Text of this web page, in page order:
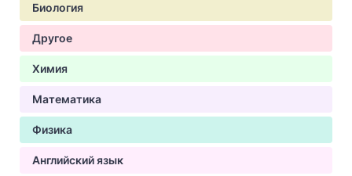
Биология
Другое
Химия
Математика
Физика
Английский язык